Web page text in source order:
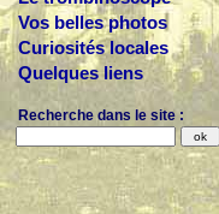
Vos belles photos
Curiosités locales
Quelques liens
Recherche dans le site :